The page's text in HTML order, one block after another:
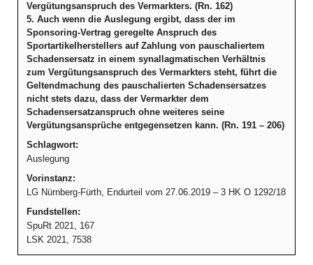
Vergütungsanspruch des Vermarkters. (Rn. 162)
5. Auch wenn die Auslegung ergibt, dass der im
Sponsoring-Vertrag geregelte Anspruch des
Sportartikelherstellers auf Zahlung von pauschaliertem
Schadensersatz in einem synallagmatischen Verhältnis
zum Vergütungsanspruch des Vermarkters steht, führt die
Geltendmachung des pauschalierten Schadensersatzes
nicht stets dazu, dass der Vermarkter dem
Schadensersatzanspruch ohne weiteres seine
Vergütungsansprüche entgegensetzen kann. (Rn. 191 – 206)
Schlagwort:
Auslegung
Vorinstanz:
LG Nürnberg-Fürth, Endurteil vom 27.06.2019 – 3 HK O 1292/18
Fundstellen:
SpuRt 2021, 167
LSK 2021, 7538